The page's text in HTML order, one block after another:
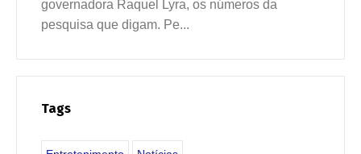
governadora Raquel Lyra, os números da
pesquisa que digam. Pe...
Tags